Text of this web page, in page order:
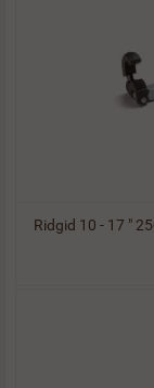
Ridgid 10 - 17 "